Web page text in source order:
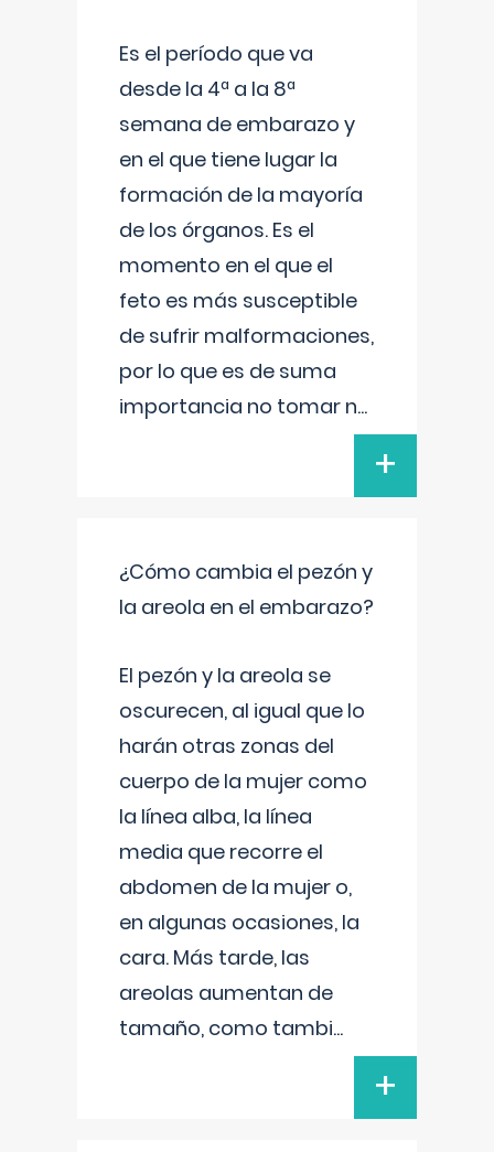
Es el período que va
desde la 4ª a la 8ª
semana de embarazo y
en el que tiene lugar la
formación de la mayoría
de los órganos. Es el
momento en el que el
feto es más susceptible
de sufrir malformaciones,
por lo que es de suma
importancia no tomar n...
+
¿Cómo cambia el pezón y
la areola en el embarazo?
El pezón y la areola se
oscurecen, al igual que lo
harán otras zonas del
cuerpo de la mujer como
la línea alba, la línea
media que recorre el
abdomen de la mujer o,
en algunas ocasiones, la
cara. Más tarde, las
areolas aumentan de
tamaño, como tambi...
+